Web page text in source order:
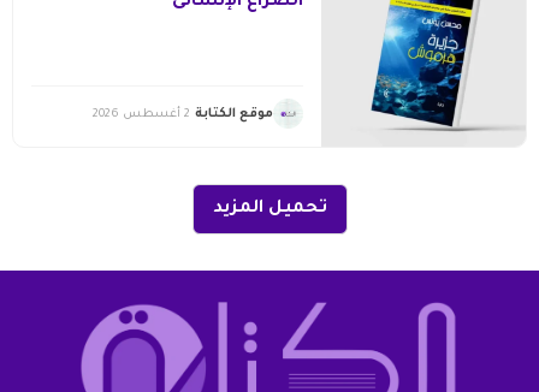
موقع الكتابة 2 أغسطس 2026
تحميل المزيد